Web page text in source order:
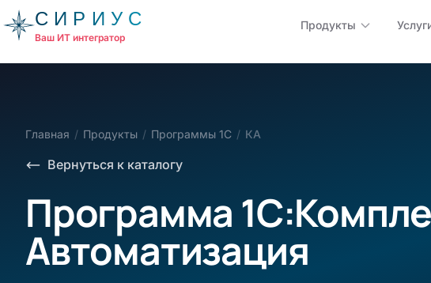
СИРИУС
Ваш ИТ интегратор
Продукты
Главная / Продукты / Программы 1С / КА
Вернуться к каталогу
Программа
Автоматизация